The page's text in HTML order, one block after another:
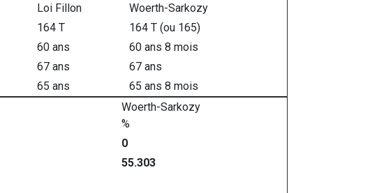
Loi Fillon
Woerth-Sarkozy
164 T
164 T (ou 165)
60 ans
60 ans 8 mois
67 ans
67 ans
65 ans
65 ans 8 mois
Woerth-Sarkozy
%
0
55.303